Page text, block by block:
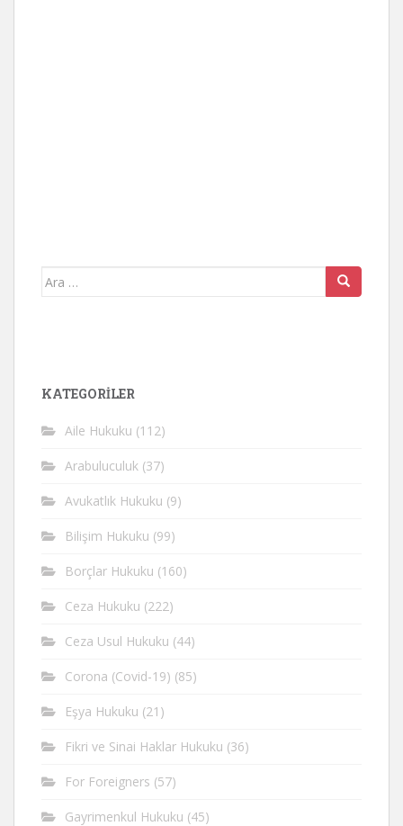
Arama
KATEGORİLER
Aile Hukuku (112)
Arabuluculuk (37)
Avukatlık Hukuku (9)
Bilişim Hukuku (99)
Borçlar Hukuku (160)
Ceza Hukuku (222)
Ceza Usul Hukuku (44)
Corona (Covid-19) (85)
Eşya Hukuku (21)
Fikri ve Sinai Haklar Hukuku (36)
For Foreigners (57)
Gayrimenkul Hukuku (45)